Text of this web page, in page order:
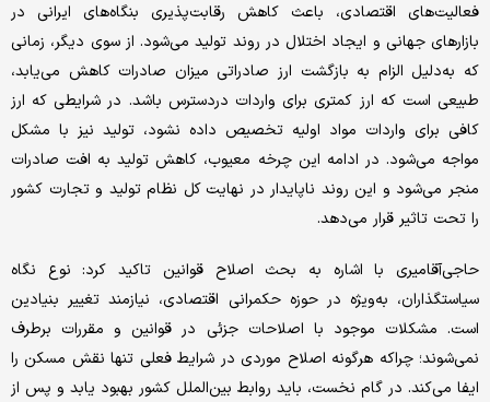
فعالیت‌های اقتصادی، باعث کاهش رقابت‌پذیری بنگاه‌های ایرانی در
بازارهای جهانی و ایجاد اختلال در روند تولید می‌شود. از سوی دیگر، زمانی
که به‌دلیل الزام به بازگشت ارز صادراتی میزان صادرات کاهش می‌یابد،
طبیعی است که ارز کمتری برای واردات دردسترس باشد. در شرایطی که ارز
کافی برای واردات مواد اولیه تخصیص داده نشود، تولید نیز با مشکل
مواجه می‌شود. در ادامه این چرخه معیوب، کاهش تولید به افت صادرات
منجر می‌شود و این روند ناپایدار در نهایت کل نظام تولید و تجارت کشور
را تحت تاثیر قرار می‌دهد.
حاجی‌آقامیری با اشاره به بحث اصلاح قوانین تاکید کرد: نوع نگاه
سیاستگذاران، به‌ویژه در حوزه حکمرانی اقتصادی، نیازمند تغییر بنیادین
است. مشکلات موجود با اصلاحات جزئی در قوانین و مقررات برطرف
نمی‌شوند؛ چراکه هرگونه اصلاح موردی در شرایط فعلی تنها نقش مسکن را
ایفا می‌کند. در گام نخست، باید روابط بین‌الملل کشور بهبود یابد و پس از